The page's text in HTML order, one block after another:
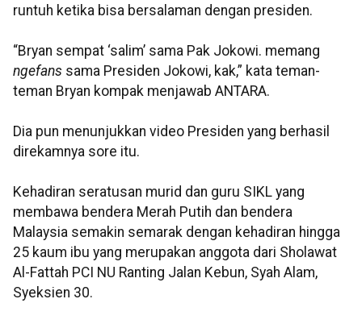
runtuh ketika bisa bersalaman dengan presiden.
“Bryan sempat ‘salim’ sama Pak Jokowi. memang
ngefans sama Presiden Jokowi, kak,” kata teman-
teman Bryan kompak menjawab ANTARA.
Dia pun menunjukkan video Presiden yang berhasil
direkamnya sore itu.
Kehadiran seratusan murid dan guru SIKL yang
membawa bendera Merah Putih dan bendera
Malaysia semakin semarak dengan kehadiran hingga
25 kaum ibu yang merupakan anggota dari Sholawat
Al-Fattah PCI NU Ranting Jalan Kebun, Syah Alam,
Syeksien 30.